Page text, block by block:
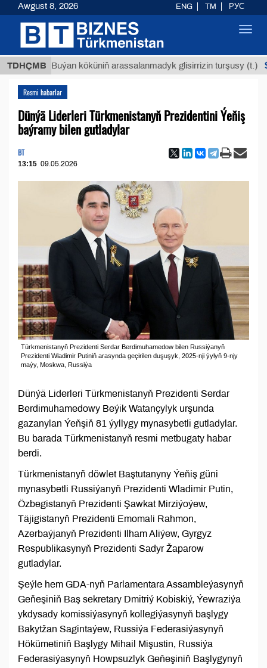
TDHÇMB
Buýan köküniň arassalanmadyk glisirrizin turşusy (t.)
Resmi habarlar
Dünýä Liderleri Türkmenistanyň Prezidentini Ýeňiş
baýramy bilen gutladylar
BT
13:15 09.05.2026
Türkmenistanyň Prezidenti Serdar Berdimuhamedow bilen Russiýanyň
Prezidenti Wladimir Putiniň arasynda geçirilen duşuşyk, 2025-nji ýylyň 9-njy
maýy, Moskwa, Russiýa
Dünýä Liderleri Türkmenistanyň Prezidenti Serdar
Berdimuhamedowy Beýik Watançylyk urşunda
gazanylan Ýeňşiň 81 ýyllygy mynasybetli gutladylar.
Bu barada Türkmenistanyň resmi metbugaty habar
berdi.
Türkmenistanyň döwlet Baştutanyny Ýeňiş güni
mynasybetli Russiýanyň Prezidenti Wladimir Putin,
Özbegistanyň Prezidenti Şawkat Mirziýoýew,
Täjigistanyň Prezidenti Emomali Rahmon,
Azerbaýjanyň Prezidenti Ilham Aliýew, Gyrgyz
Respublikasynyň Prezidenti Sadyr Žaparow
gutladylar.
Şeýle hem GDA-nyň Parlamentara Assambleýasynyň
Geňeşiniň Baş sekretary Dmitriý Kobiskiý, Ýewraziýa
ykdysady komissiýasynyň kollegiýasynyň başlygy
Bakytžan Sagintaýew, Russiýa Federasiýasynyň
Hökümetiniň Başlygy Mihail Mişustin, Russiýa
Federasiýasynyň Howpsuzlyk Geňeşiniň Başlygynyň
Awgust 8, 2026 ENG TM РУС